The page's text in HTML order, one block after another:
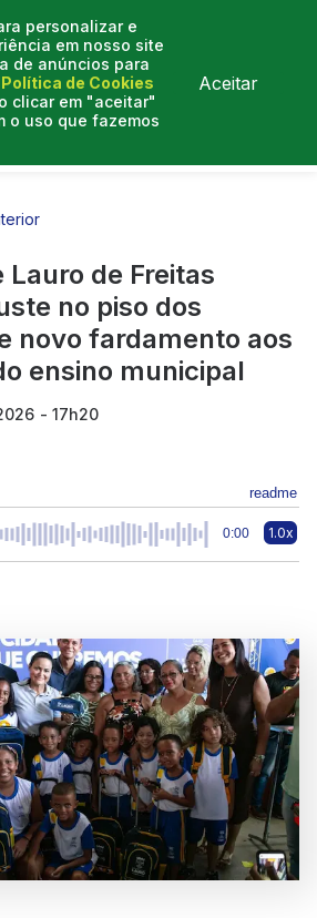
personalizar e
em nosso site
de anúncios para
Política de Cookies
clicar em "aceitar"
o uso que fazemos
Aceitar
de Freitas
no piso dos
novo fardamento aos
ensino municipal
- 17h20
readme
0:00 1.0x